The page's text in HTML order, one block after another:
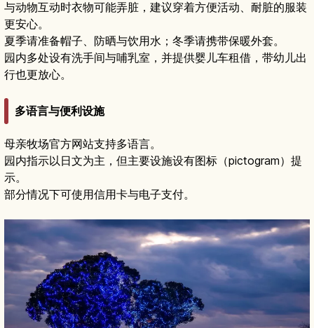
与动物互动时衣物可能弄脏，建议穿着方便活动、耐脏的服装
更安心。
夏季请准备帽子、防晒与饮用水；冬季请携带保暖外套。
园内多处设有洗手间与哺乳室，并提供婴儿车租借，带幼儿出
行也更放心。
多语言与便利设施
母亲牧场官方网站支持多语言。
园内指示以日文为主，但主要设施设有图标（pictogram）提
示。
部分情况下可使用信用卡与电子支付。